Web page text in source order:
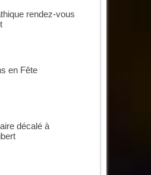
rendez-vous
en Fête
décalé à